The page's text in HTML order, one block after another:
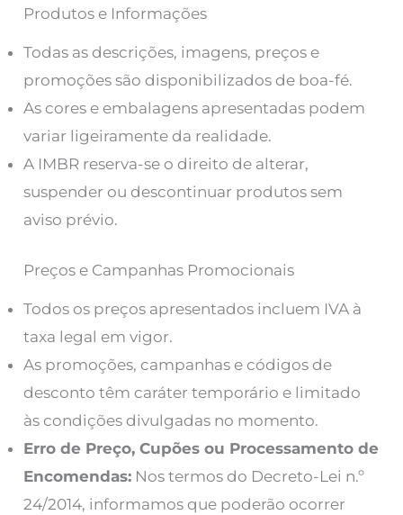
Produtos e Informações
Todas as descrições, imagens, preços e
promoções são disponibilizados de boa-fé.
As cores e embalagens apresentadas podem
variar ligeiramente da realidade.
A IMBR reserva-se o direito de alterar,
suspender ou descontinuar produtos sem
aviso prévio.
Preços e Campanhas Promocionais
Todos os preços apresentados incluem IVA à
taxa legal em vigor.
As promoções, campanhas e códigos de
desconto têm caráter temporário e limitado
às condições divulgadas no momento.
Erro de Preço, Cupões ou Processamento de
Encomendas: Nos termos do Decreto-Lei n.º
24/2014, informamos que poderão ocorrer